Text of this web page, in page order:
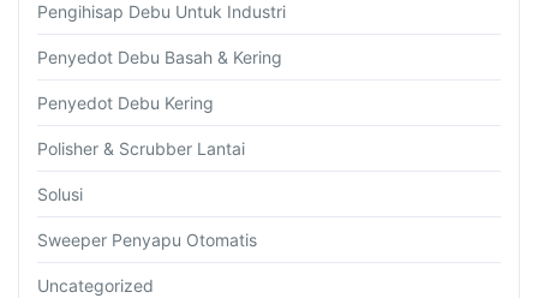
Pengihisap Debu Untuk Industri
Penyedot Debu Basah & Kering
Penyedot Debu Kering
Polisher & Scrubber Lantai
Solusi
Sweeper Penyapu Otomatis
Uncategorized